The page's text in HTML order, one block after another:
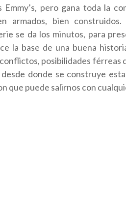
Emmy’s, pero gana toda la
armados, bien
se da los minutos, para
la base de una buena
posibilidades férreas
donde se construye
que puede salirnos con